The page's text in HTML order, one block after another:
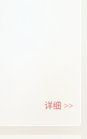
详细 >>